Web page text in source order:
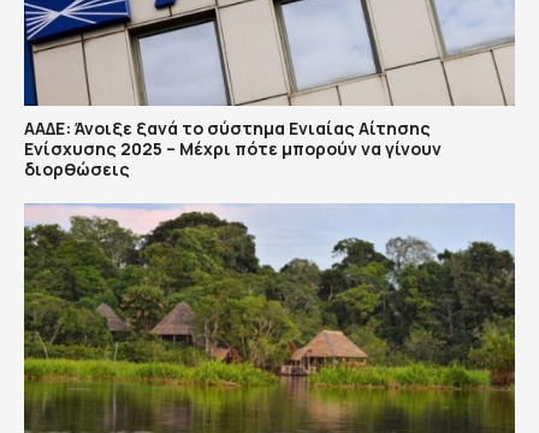
ΑΑΔΕ: Άνοιξε ξανά το σύστημα Ενιαίας Αίτησης
Ενίσχυσης 2025 – Μέχρι πότε μπορούν να γίνουν
διορθώσεις